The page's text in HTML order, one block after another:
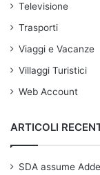
Televisione
Trasporti
Viaggi e Vacanze
Villaggi Turistici
Web Account
ARTICOLI
SDA assume